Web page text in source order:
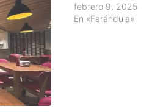
febrero 9, 2025
En «Farándula»